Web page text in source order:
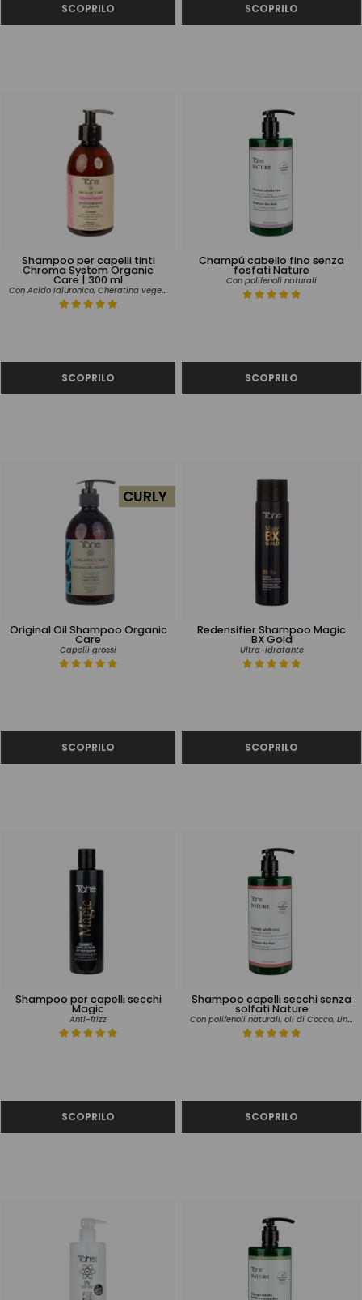
Shampoo per capelli tinti
Chroma System Organic
Care | 300 ml
Con Acido Ialuronico, Cheratina vegetale e Vitamina C.
Champú cabello fino senza
fosfati Nature
Con polifenoli naturali
Original Oil Shampoo Organic
Care
Capelli grossi
CURLY
Redensifier Shampoo Magic
BX Gold
Ultra-idratante
Shampoo per capelli secchi
Magic
Anti-frizz
Shampoo capelli secchi senza
solfati Nature
Con polifenoli naturali, oli di Cocco, Lino e Soia